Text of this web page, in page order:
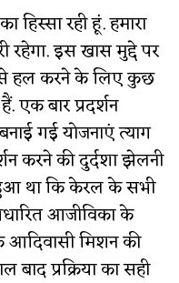
रही हूं. हमारा
रहेगा. इस खास मुद्दे पर
हल करने के लिए कुछ
बार प्रदर्शन
गई योजनाएं त्याग
करने की दुर्दशा झेलनी
था कि केरल के सभी
आजीविका के
आदिवासी मिशन की
प्रक्रिया का सही